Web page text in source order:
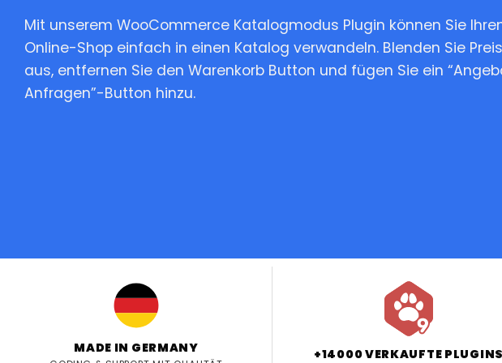
Mit unserem WooCommerce Katalogmodus Plugin können Sie
Online-Shop einfach in einen Katalog verwandeln. Blenden Sie
aus, entfernen Sie den Warenkorb Button und fügen Sie ein
Anfragen”-Button hinzu.
MADE IN GERMANY +14000 VERKAUFTE PLUGINS